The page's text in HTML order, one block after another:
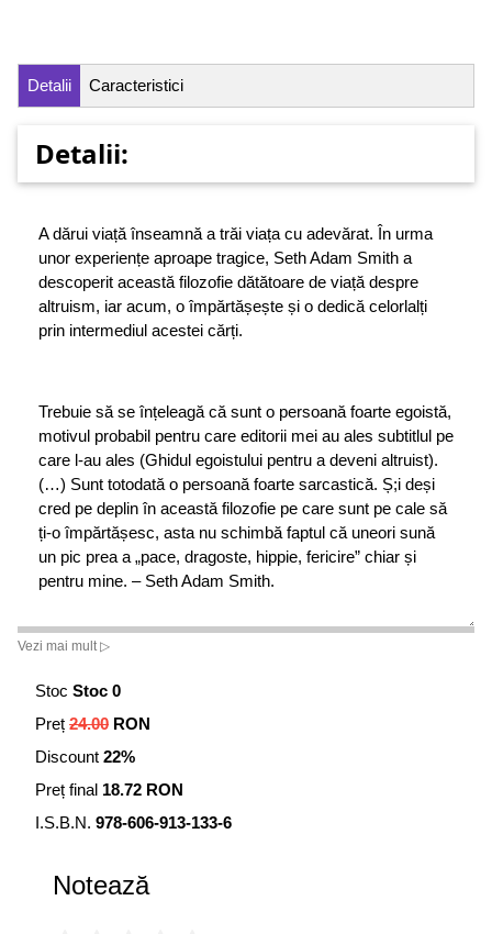
Detalii Caracteristici
Detalii:
A dărui viață înseamnă a trăi viața cu adevărat. În urma
unor experiențe aproape tragice, Seth Adam Smith a
descoperit această filozofie dătătoare de viață despre
altruism, iar acum, o împărtășește și o dedică celorlalți
prin intermediul acestei cărți.
Trebuie să se înțeleagă că sunt o persoană foarte egoistă,
motivul probabil pentru care editorii mei au ales subtitlul pe
care l-au ales (Ghidul egoistului pentru a deveni altruist).
(…) Sunt totodată o persoană foarte sarcastică. Ș;i deși
cred pe deplin în această filozofie pe care sunt pe cale să
ți-o împărtășesc, asta nu schimbă faptul că uneori sună
un pic prea a „pace, dragoste, hippie, fericire” chiar și
pentru mine. – Seth Adam Smith.
cartea de față nu este cu adevărat despre el. Este despre
altruism.
Angela Johnson, sculptor, The Light of The World Garden:
Din labirintul întunecat al depresiei iese ceva la fel de
Vezi mai mult ▷
Stoc Stoc 0
Preț 24.00 RON
Discount 22%
Preț final 18.72 RON
I.S.B.N. 978-606-913-133-6
Notează